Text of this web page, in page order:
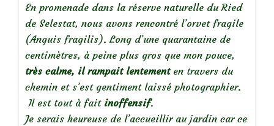
En promenade dans la réserve naturelle du Ried
de Selestat, nous avons rencontré l’orvet fragile
(Anguis fragilis). Long d’une quarantaine de
centimètres, à peine plus gros que mon pouce,
très calme, il rampait lentementen travers du
chemin et s’est gentiment laissé photographier.
Il est tout à fait inoffensif.
Je serais heureuse de l’accueillir au jardin car ce